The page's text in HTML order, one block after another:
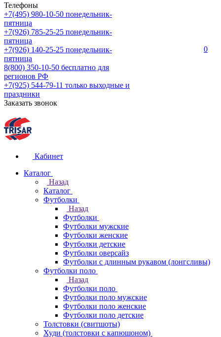
Телефоны
+7(495) 980-10-50 понедельник-
пятница
+7(926) 785-25-25 понедельник-
пятница
+7(926) 140-25-25 понедельник-
пятница
8(800) 350-10-50 бесплатно для
регионов РФ
+7(925) 544-79-11 только выходные и
праздники
Заказать звонок
0
Кабинет
Каталог
Назад
Каталог
Футболки
Назад
Футболки
Футболки мужские
Футболки женские
Футболки детские
Футболки оверсайз
Футболки с длинным рукавом (лонгсливы)
Футболки поло
Назад
Футболки поло
Футболки поло мужские
Футболки поло женские
Футболки поло детские
Толстовки (свитшоты)
Худи (толстовки с капюшоном)